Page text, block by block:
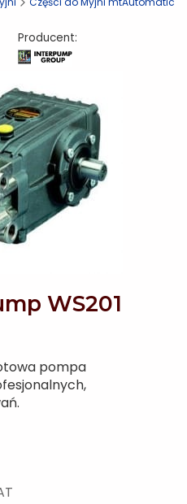
Producent:
WS201
pompa